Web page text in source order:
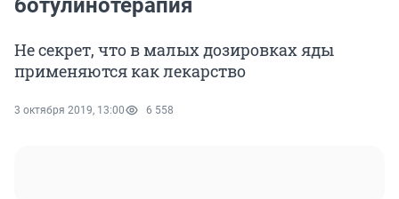
ботулинотерапия
Не секрет, что в малых дозировках яды
применяются как лекарство
3 октября 2019, 13:00 6 558